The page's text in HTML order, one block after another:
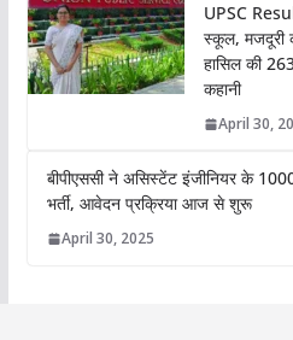
UPSC
स्कूल, मजदूरी
हासिल की
कहानी
April 30,
बीपीएससी ने असिस्टेंट इंजीनियर के
भर्ती, आवेदन प्रक्रिया आज से शुरू
April 30, 2025